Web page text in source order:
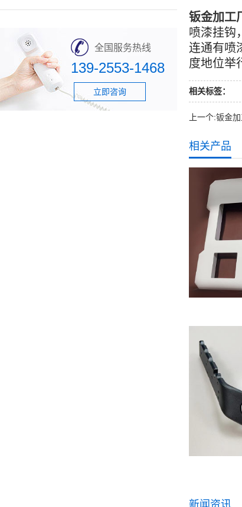
全国服务热线
139-2553-1468
立即咨询
钣金加工
喷漆挂钩
连通有喷
度地位举
相关标签：
上一个:钣金
相关产品
新闻资讯